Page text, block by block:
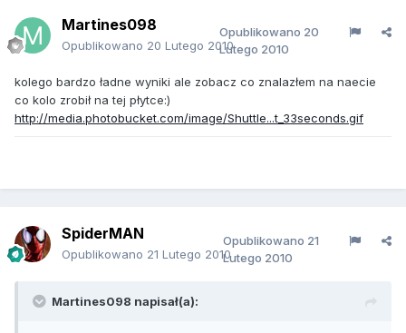
Martines098
Opublikowano 20 Lutego 2010
Opublikowano 20
Lutego 2010
kolego bardzo ładne wyniki ale zobacz co znalazłem na naecie
co kolo zrobił na tej płytce:)
http://media.photobucket.com/image/Shuttle...t_33seconds.gif
SpiderMAN
Opublikowano 21 Lutego 2010
Opublikowano 21
Lutego 2010
Martines098 napisał(a):